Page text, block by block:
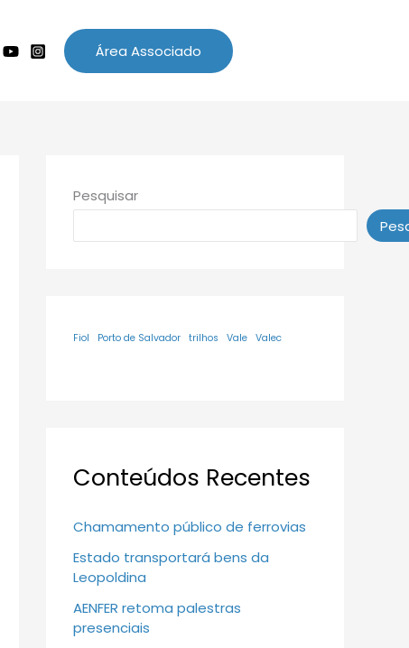
Área Associado
Pesquisar
Fiol Porto de Salvador trilhos Vale Valec
Conteúdos Recentes
Chamamento público de ferrovias
Estado transportará bens da
Leopoldina
AENFER retoma palestras
presenciais